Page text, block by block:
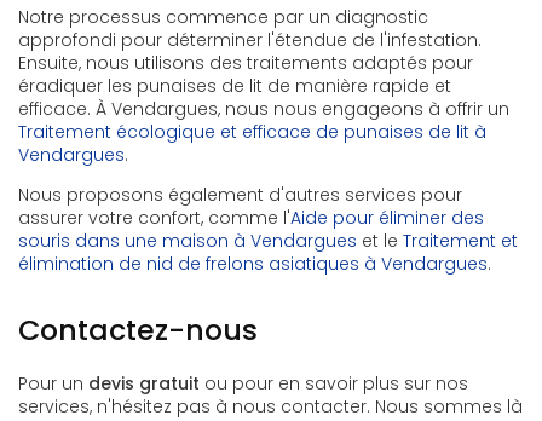
Notre processus commence par un diagnostic
approfondi pour déterminer l'étendue de l'infestation.
Ensuite, nous utilisons des traitements adaptés pour
éradiquer les punaises de lit de manière rapide et
efficace. À Vendargues, nous nous engageons à offrir un
Traitement écologique et efficace de punaises de lit à
Vendargues.
Nous proposons également d'autres services pour
assurer votre confort, comme l'Aide pour éliminer des
souris dans une maison à Vendargues et le Traitement et
élimination de nid de frelons asiatiques à Vendargues.
Contactez-nous
Pour un devis gratuit ou pour en savoir plus sur nos
services, n'hésitez pas à nous contacter. Nous sommes là